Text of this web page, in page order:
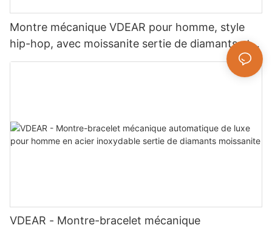
Montre mécanique VDEAR pour homme, style
hip-hop, avec moissanite sertie de diamants et
strass, bijou de luxe.
VDEAR - Montre-bracelet mécanique